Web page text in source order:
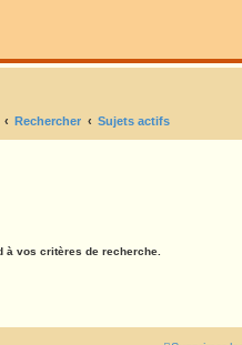
Rechercher Sujets actifs
à vos critères de recherche.